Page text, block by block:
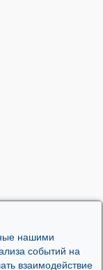
нашими
событий на
взаимодействие